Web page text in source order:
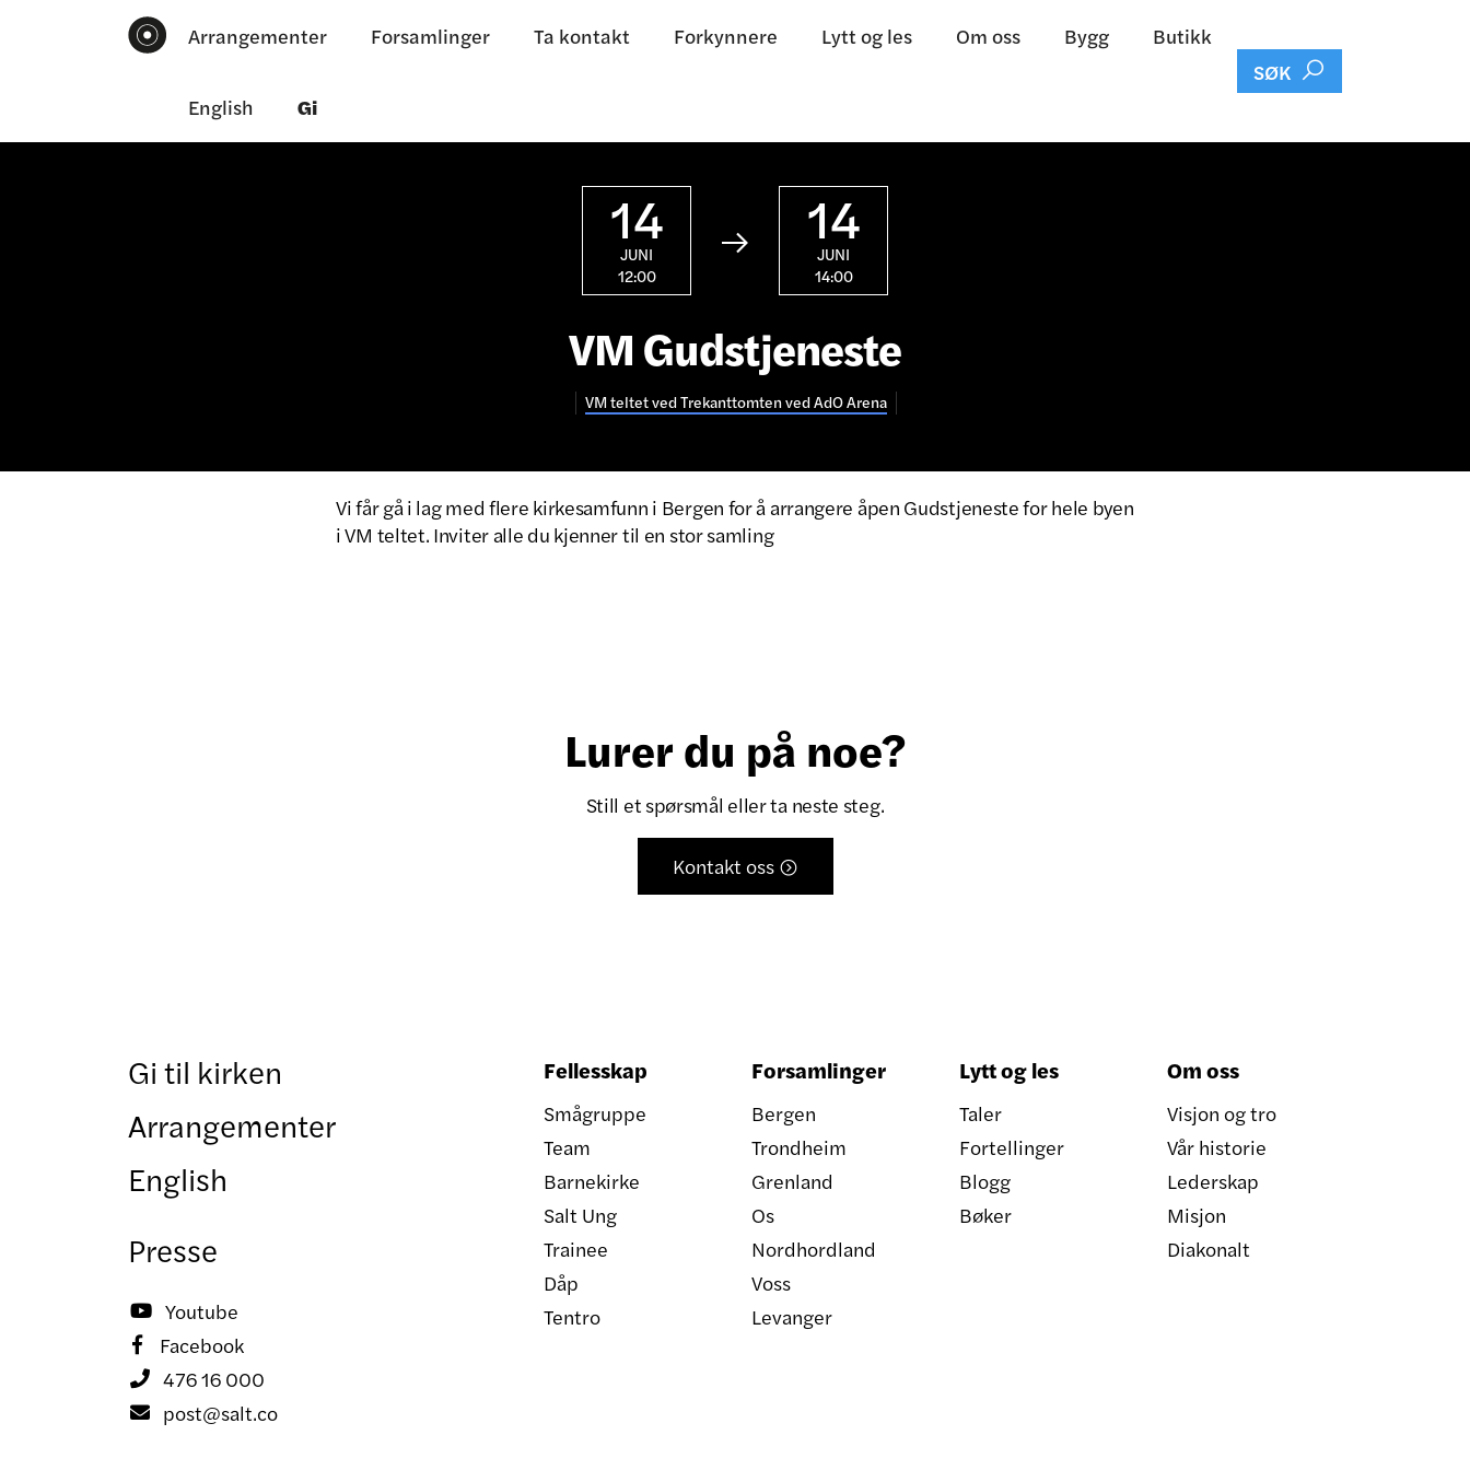
Arrangementer Forsamlinger Ta kontakt Forkynnere Lytt og les Om oss Bygg Butikk
English Gi
SØK 
14
JUNI
12:00
 14
JUNI
14:00
VM Gudstjeneste
VM teltet ved Trekanttomten ved AdO Arena
Vi får gå i lag med flere kirkesamfunn i Bergen for å arrangere åpen Gudstjeneste for hele byen
i VM teltet. Inviter alle du kjenner til en stor samling
Lurer du på noe?
Still et spørsmål eller ta neste steg.
Kontakt oss 
Gi til kirken
Arrangementer
English
Presse
 Youtube
 Facebook
 476 16 000
 post@salt.co
Fellesskap
Smågruppe
Team
Barnekirke
Salt Ung
Trainee
Dåp
Tentro
Forsamlinger
Bergen
Trondheim
Grenland
Os
Nordhordland
Voss
Levanger
Lytt og les
Taler
Fortellinger
Blogg
Bøker
Om oss
Visjon og tro
Vår historie
Lederskap
Misjon
Diakonalt